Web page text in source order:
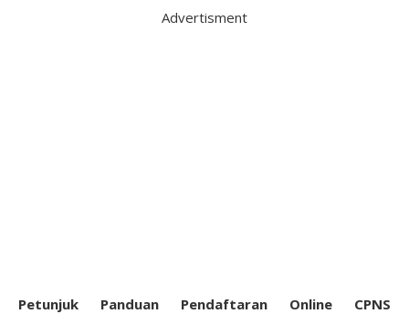
Advertisment
Petunjuk Panduan Pendaftaran Online CPNS